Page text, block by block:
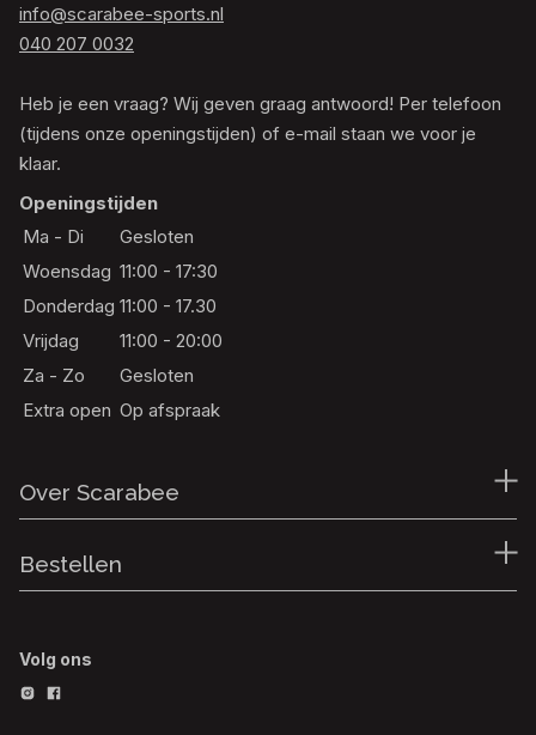
info@scarabee-sports.nl
040 207 0032
Heb je een vraag? Wij geven graag antwoord! Per telefoon
(tijdens onze openingstijden) of e-mail staan we voor je
klaar.
Openingstijden
Ma - Di
Gesloten
Woensdag 11:00 - 17:30
Donderdag 11:00 - 17.30
Vrijdag
11:00 - 20:00
Za - Zo
Gesloten
Extra open Op afspraak
Over Scarabee
Bestellen
Volg ons